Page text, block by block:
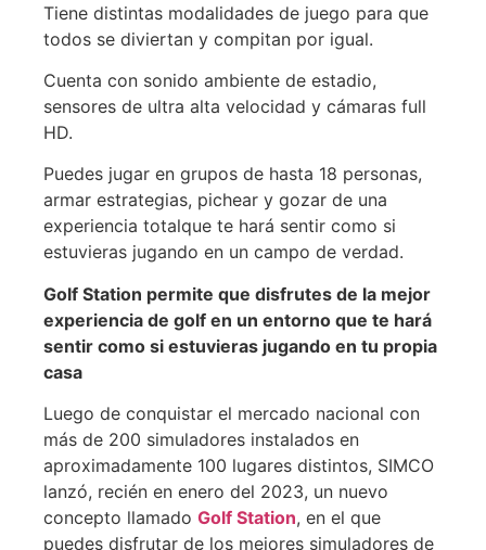
Tiene distintas modalidades de juego para que
todos se diviertan y compitan por igual.
Cuenta con sonido ambiente de estadio,
sensores de ultra alta velocidad y cámaras full
HD.
Puedes jugar en grupos de hasta 18 personas,
armar estrategias, pichear y gozar de una
experiencia totalque te hará sentir como si
estuvieras jugando en un campo de verdad.
Golf Station permite que disfrutes de la mejor
experiencia de golf en un entorno que te hará
sentir como si estuvieras jugando en tu propia
casa
Luego de conquistar el mercado nacional con
más de 200 simuladores instalados en
aproximadamente 100 lugares distintos, SIMCO
lanzó, recién en enero del 2023, un nuevo
concepto llamado Golf Station, en el que
puedes disfrutar de los mejores simuladores de